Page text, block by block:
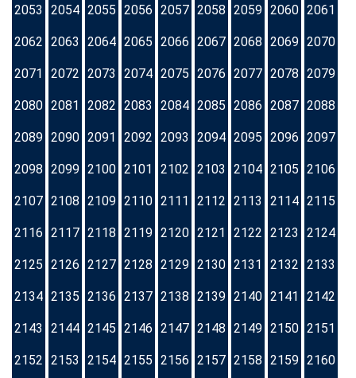
2053 2054 2055 2056 2057 2058 2059 2060 2061
2062 2063 2064 2065 2066 2067 2068 2069 2070
2071 2072 2073 2074 2075 2076 2077 2078 2079
2080 2081 2082 2083 2084 2085 2086 2087 2088
2089 2090 2091 2092 2093 2094 2095 2096 2097
2098 2099 2100 2101 2102 2103 2104 2105 2106
2107 2108 2109 2110 2111 2112 2113 2114 2115
2116 2117 2118 2119 2120 2121 2122 2123 2124
2125 2126 2127 2128 2129 2130 2131 2132 2133
2134 2135 2136 2137 2138 2139 2140 2141 2142
2143 2144 2145 2146 2147 2148 2149 2150 2151
2152 2153 2154 2155 2156 2157 2158 2159 2160